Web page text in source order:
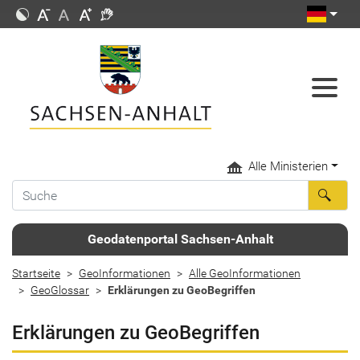
Alle Ministerien
Geodatenportal Sachsen-Anhalt
Startseite GeoInformationen
Alle GeoInformationen
GeoGlossar
Erklärungen zu GeoBegriffen
Erklärungen zu GeoBegriffen